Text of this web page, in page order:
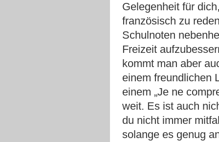
Gelegenheit für
französisch zu
Schulnoten
Freizeit
kommt man aber
einem freundlichen
einem „Je ne
weit. Es ist auch
du nicht immer
solange es genug